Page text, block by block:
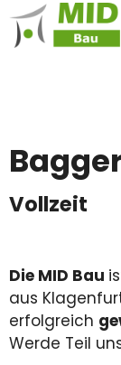
Vollzeit
Die MID Bau
aus
erfolgreich
Werde Teil